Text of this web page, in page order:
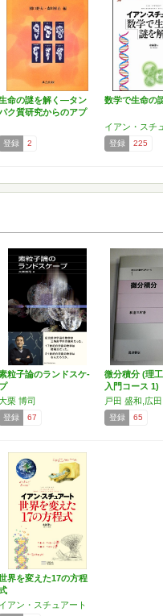
命の謎を解く―タン
ク質研究からのアプ
登録 2
数学で生命の
登録 225
粒子論のランドスケ-
プ
栗 博司
登録 67
微分積分 (理
入門コース 1)
戸田 盛和,広
登録 65
界を変えた17の方程
イアン・スチュアート